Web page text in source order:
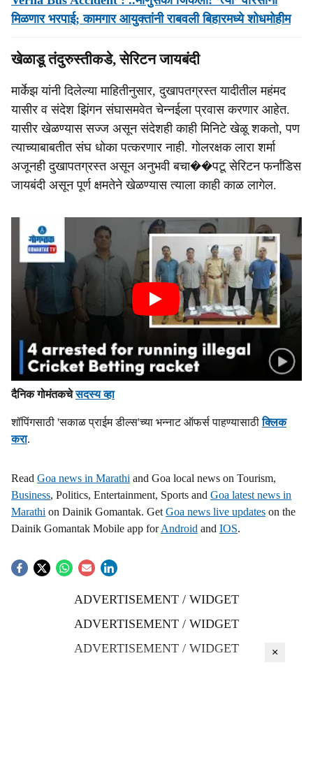
मिळणार भरपाई; कामगार आयुक्तांनी राबवली बिहारमध्ये शोधमोहीम
खेळाडू तंदुरुस्तीकडे, सेरिटन जायबंदी
मार्केझ यांनी दिलेल्या माहितीनुसार, दुखापतग्रस्त यादीतील महंमद
यासीर व संदेश झिंगन संघासमवेत चेन्नईला प्रवास करणार आहेत.
यासीर खेळण्यास सज्ज असून संदेशही काही मिनिटे खेळू शकतो, पण
त्याच्याबाबतीत संघ धोका पत्करणार नाही. गोलरक्षक लारा शर्मा
अजूनही दुखापतग्रस्त असून अनुभवी बचा��पटू सेरिटन फर्नांडिस
जायबंदी असून पूर्ण क्षमतेने खेळण्यास त्याला काही काळ लागेल.
दैनिक गोमंतकचेसदस्य व्हा
शॉपिंगसाठी 'सकाळ प्राईम डील्स'च्या भन्नाट ऑफर्स पाहण्यासाठीक्लिक
करा.
Read Goa news in Marathi and Goa local news on Tourism,
Business, Politics, Entertainment, Sports and Goa latest news in
Marathi on Dainik Gomantak. Get Goa news live updates on the
Dainik Gomantak Mobile app forAndroid and IOS.
ADVERTISEMENT / WIDGET
ADVERTISEMENT / WIDGET
ADVERTISEMENT / WIDGET
×